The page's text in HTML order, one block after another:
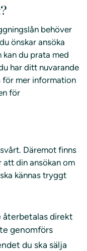
behöver
önskar ansöka
kan du prata med
har ditt nuvarande
för mer information
för
Däremot finns
att din ansökan om
kännas tryggt
återbetalas direkt
genomförs
du ska sälja